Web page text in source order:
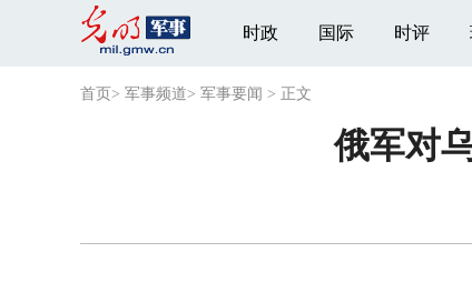
时政 国际 时评
首页 > 军事频道> 军事要闻 > 正文
俄军对